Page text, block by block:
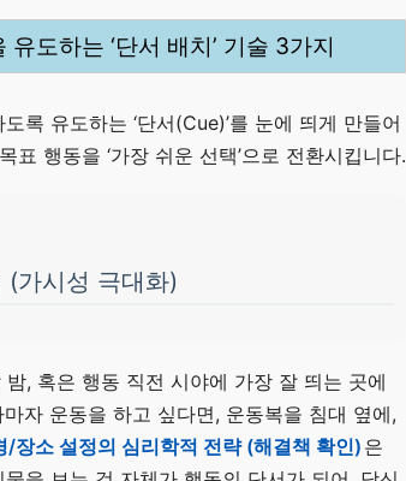
도하는 ‘단서 배치’ 기술 3가지
록 유도하는 ‘단서(Cue)’를 눈에 띄게 만들어
행동을 ‘가장 쉬운 선택’으로 전환시킵니다.
(가시성 극대화)
, 혹은 행동 직전 시야에 가장 잘 띄는 곳에
자 운동을 하고 싶다면, 운동복을 침대 옆에,
/장소 설정의 심리학적 전략 (해결책 확인) 은